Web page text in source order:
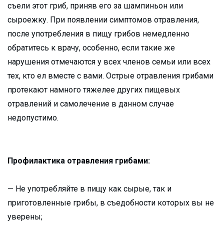
съели этот гриб, приняв его за шампиньон или
сыроежку. При появлении симптомов отравления,
после употребления в пищу грибов немедленно
обратитесь к врачу, особенно, если такие же
нарушения отмечаются у всех членов семьи или всех
тех, кто ел вместе с вами. Острые отравления грибами
протекают намного тяжелее других пищевых
отравлений и самолечение в данном случае
недопустимо.
Профилактика отравления грибами:
— Не употребляйте в пищу как сырые, так и
приготовленные грибы, в съедобности которых вы не
уверены;